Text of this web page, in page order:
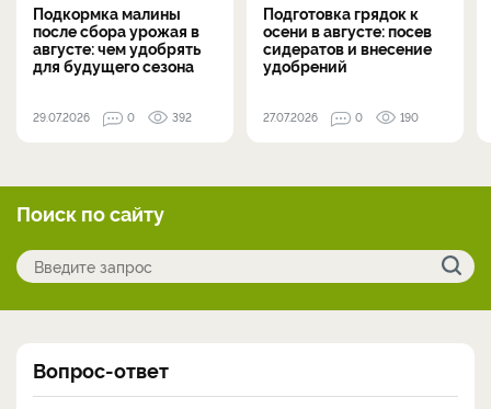
Подкормка малины
после сбора урожая в
августе: чем удобрять
для будущего сезона
29.07.2026 0 392
Подготовка грядок к
осени в августе: посев
сидератов и внесение
удобрений
27.07.2026 0 190
Поиск по сайту
Вопрос-ответ